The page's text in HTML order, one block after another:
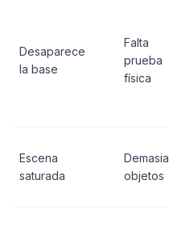
Desaparece
la base
Falta
prueba
física
Escena
saturada
objetos